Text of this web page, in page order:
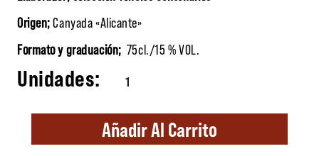
Origen;Canyada «Alicante»
Formato y graduación; 75cl./15 % VOL.
Vermouth Luis XIV 75cl. cantidad
Añadir Al Carrito